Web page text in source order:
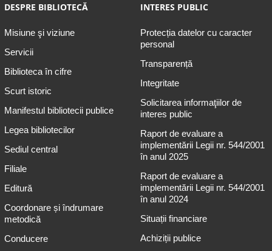
DESPRE BIBLIOTECĂ
Misiune şi viziune
Servicii
Biblioteca în cifre
Scurt istoric
Manifestul bibliotecii publice
Legea bibliotecilor
Sediul central
Filiale
Editură
Coordonare și îndrumare
metodică
Conducere
INTERES PUBLIC
Protecția datelor cu caracter
personal
Transparență
Integritate
Solicitarea informaţiilor de
interes public
Raport de evaluare a
implementării Legii nr. 544/2001
în anul 2025
Raport de evaluare a
implementării Legii nr. 544/2001
în anul 2024
Situații financiare
Achiziții publice